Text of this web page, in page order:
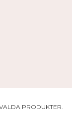
PRODUKTER.